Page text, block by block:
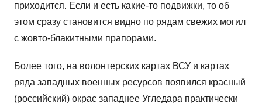
приходится. Если и есть какие-то подвижки, то об
этом сразу становится видно по рядам свежих могил
с жовто-блакитными прапорами.
Более того, на волонтерских картах ВСУ и картах
ряда западных военных ресурсов появился красный
(российский) окрас западнее Угледара практически